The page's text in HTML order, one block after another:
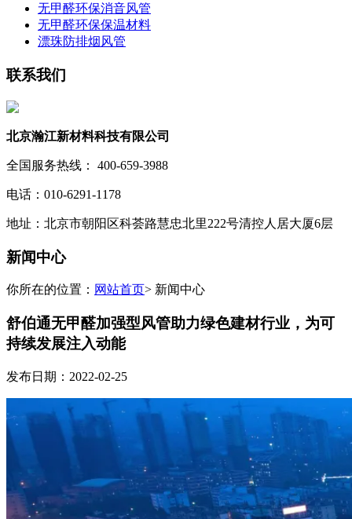
无甲醛环保消音风管
无甲醛环保保温材料
漂珠防排烟风管
联系我们
北京瀚江新材料科技有限公司
全国服务热线： 400-659-3988
电话：010-6291-1178
地址：北京市朝阳区科荟路慧忠北里222号清控人居大厦6层
新闻中心
你所在的位置： 网站首页> 新闻中心
舒伯通无甲醛加强型风管助力绿色建材行业，为可
持续发展注入动能
发布日期：2022-02-25